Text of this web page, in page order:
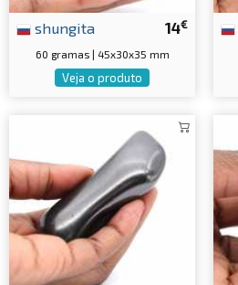
14€
shungita
60 gramas | 45x30x35 mm
Veja o produto